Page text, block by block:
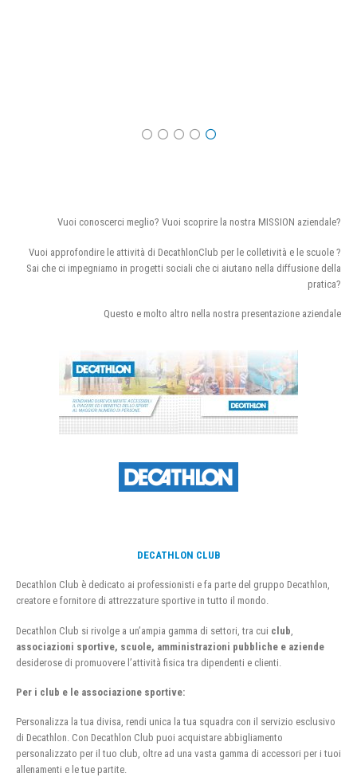
Vuoi conoscerci meglio? Vuoi scoprire la nostra MISSION aziendale?
Vuoi approfondire le attività di DecathlonClub per le colletività e le scuole ?
Sai che ci impegniamo in progetti sociali che ci aiutano nella diffusione della
pratica?
Questo e molto altro nella nostra presentazione aziendale
DECATHLON CLUB
Decathlon Club è dedicato ai professionisti e fa parte del gruppo Decathlon,
creatore e fornitore di attrezzature sportive in tutto il mondo.
Decathlon Club si rivolge a un’ampia gamma di settori, tra cui club
associazioni sportive, scuole, amministrazioni pubbliche e aziende
desiderose di promuovere l’attività fisica tra dipendenti e clienti.
Per i club e le associazione sportive:
Personalizza la tua divisa, rendi unica la tua squadra con il servizio esclusivo
di Decathlon. Con Decathlon Club puoi acquistare abbigliamento
personalizzato per il tuo club, oltre ad una vasta gamma di accessori per i tuoi
allenamenti e le tue partite.